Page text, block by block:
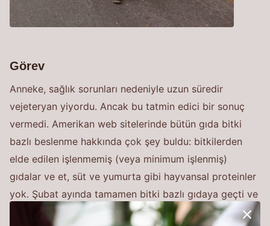
Görev
Anneke, sağlık sorunları nedeniyle uzun süredir
vejeteryan yiyordu. Ancak bu tatmin edici bir sonuç
vermedi. Amerikan web sitelerinde bütün gıda bitki
bazlı beslenme hakkında çok şey buldu: bitkilerden
elde edilen işlenmemiş (veya minimum işlenmiş)
gıdalar ve et, süt ve yumurta gibi hayvansal proteinler
yok. Şubat ayında tamamen bitki bazlı gıdaya geçti ve
etkisi muazzam oldu. O andan itibaren kan değerlerim